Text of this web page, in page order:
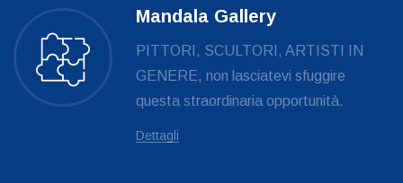
Mandala Gallery
PITTORI, SCULTORI, ARTISTI IN
GENERE, non lasciatevi sfuggire
questa straordinaria opportunità.
Dettagli